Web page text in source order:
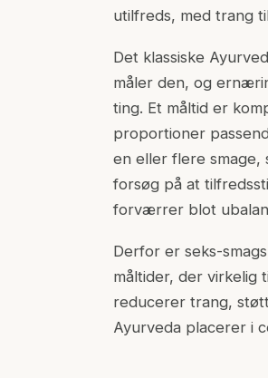
utilfreds, med trang
Det klassiske
måler den, og
ting. Et måltid er
proportioner
en eller flere smage,
forsøg på at
forværrer blot
Derfor er seks-
måltider, der virkelig
reducerer trang,
Ayurveda placerer i